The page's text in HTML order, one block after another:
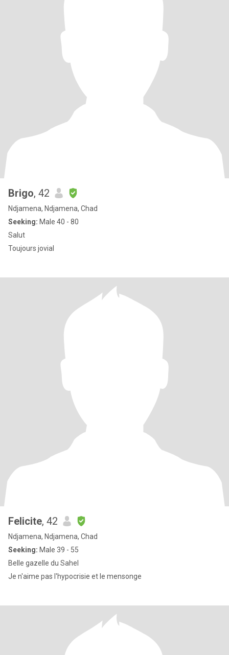
Brigo, 42
Ndjamena, Ndjamena, Chad
Seeking: Male 40 - 80
Salut
Toujours jovial
Felicite, 42
Ndjamena, Ndjamena, Chad
Seeking: Male 39 - 55
Belle gazelle du Sahel
Je n'aime pas l'hypocrisie et le mensonge